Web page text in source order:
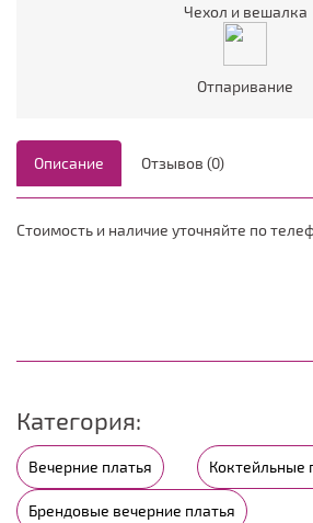
Чехол и вешалка
Отпаривание
Описание Отзывов (0)
Стоимость и наличие уточняйте по
Категория:
Вечерние платья Коктейльные
Брендовые вечерние платья